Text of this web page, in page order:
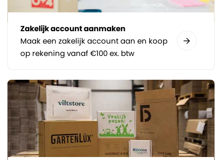
Zakelijk account aanmaken
Maak een zakelijk account aan en koop
op rekening vanaf €100 ex. btw